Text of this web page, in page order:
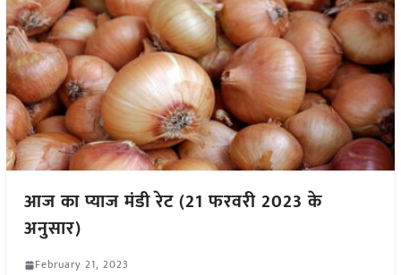
आज का प्याज मंडी रेट (21 फरवरी 2023 के
अनुसार)
February 21, 2023